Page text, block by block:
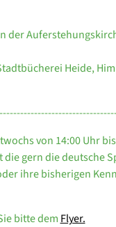
der
Heide,
von 14:00 Uhr
gern die deutsche
ihre bisherigen
bitte dem Flyer.